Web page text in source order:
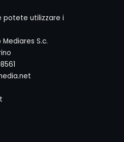
potete utilizzare i
S.c.